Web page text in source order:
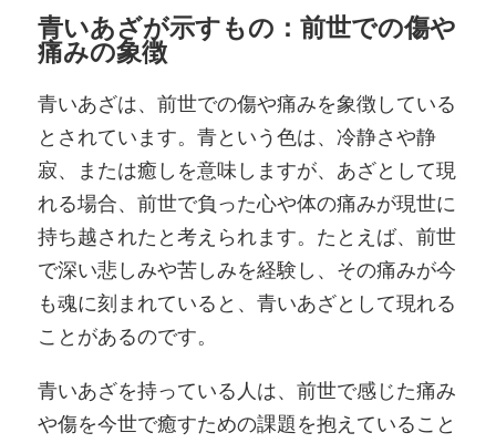
青いあざが示すもの：前世での傷や
痛みの象徴
青いあざは、前世での傷や痛みを象徴している
とされています。青という色は、冷静さや静
寂、または癒しを意味しますが、あざとして現
れる場合、前世で負った心や体の痛みが現世に
持ち越されたと考えられます。たとえば、前世
で深い悲しみや苦しみを経験し、その痛みが今
も魂に刻まれていると、青いあざとして現れる
ことがあるのです。
青いあざを持っている人は、前世で感じた痛み
や傷を今世で癒すための課題を抱えていること